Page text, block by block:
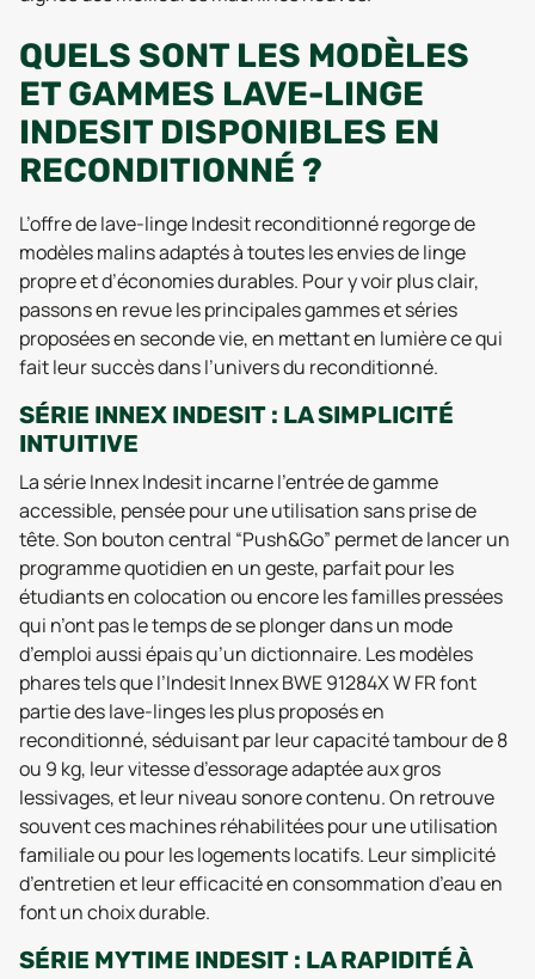
QUELS SONT LES MODÈLES
ET GAMMES LAVE-LINGE
INDESIT DISPONIBLES EN
RECONDITIONNÉ ?
L’offre de lave-linge Indesit reconditionné regorge de
modèles malins adaptés à toutes les envies de linge
propre et d’économies durables. Pour y voir plus clair,
passons en revue les principales gammes et séries
proposées en seconde vie, en mettant en lumière ce qui
fait leur succès dans l’univers du reconditionné.
SÉRIE INNEX INDESIT : LA SIMPLICITÉ
INTUITIVE
La série Innex Indesit incarne l’entrée de gamme
accessible, pensée pour une utilisation sans prise de
tête. Son bouton central “Push&Go” permet de lancer un
programme quotidien en un geste, parfait pour les
étudiants en colocation ou encore les familles pressées
qui n’ont pas le temps de se plonger dans un mode
d’emploi aussi épais qu’un dictionnaire. Les modèles
phares tels que l’Indesit Innex BWE 91284X W FR font
partie des lave-linges les plus proposés en
reconditionné, séduisant par leur capacité tambour de 8
ou 9 kg, leur vitesse d’essorage adaptée aux gros
lessivages, et leur niveau sonore contenu. On retrouve
souvent ces machines réhabilitées pour une utilisation
familiale ou pour les logements locatifs. Leur simplicité
d’entretien et leur efficacité en consommation d’eau en
font un choix durable.
SÉRIE MYTIME INDESIT : LA RAPIDITÉ À